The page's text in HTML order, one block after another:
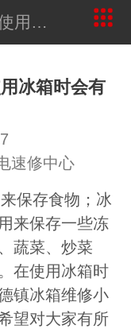
景德镇冰箱维修公司分享使用冰箱时会有的注意事项
冰箱时会有
速修中心
保存食物；冰
来保存一些冻
蔬菜、炒菜
在使用冰箱时
镇冰箱维修小
望对大家有所